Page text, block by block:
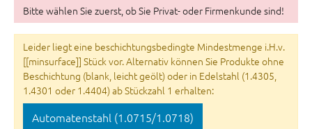
Bitte wählen Sie zuerst, ob Sie Privat- oder Firmenkunde sind!
Leider liegt eine beschichtungsbedingte Mindestmenge i.H.v.
[[minsurface]] Stück vor. Alternativ können Sie Produkte ohne
Beschichtung (blank, leicht geölt) oder in Edelstahl (1.4305,
1.4301 oder 1.4404) ab Stückzahl 1 erhalten:
Automatenstahl (1.0715/1.0718)